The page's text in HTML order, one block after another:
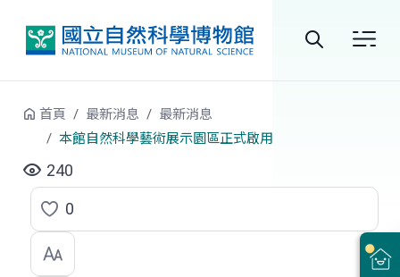
首頁 最新消息
最新消息
本館自然科學藝術展示園區正式啟用
240
點
選
0